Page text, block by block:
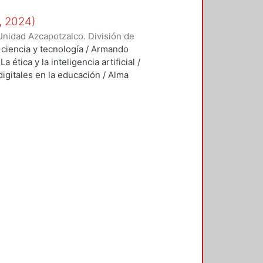
2024)
Azcapotzalco. División de
y tecnología / Armando
ética y la inteligencia artificial /
en la educación / Alma